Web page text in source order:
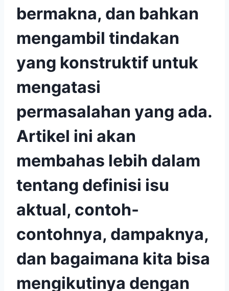
bermakna, dan bahkan
mengambil tindakan
yang konstruktif untuk
mengatasi
permasalahan yang ada.
Artikel ini akan
membahas lebih dalam
tentang definisi isu
aktual, contoh-
contohnya, dampaknya,
dan bagaimana kita bisa
mengikutinya dengan